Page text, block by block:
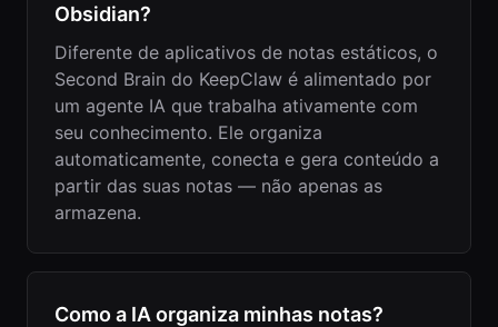
Obsidian?
Diferente de aplicativos de notas estáticos, o
Second Brain do KeepClaw é alimentado por
um agente IA que trabalha ativamente com
seu conhecimento. Ele organiza
automaticamente, conecta e gera conteúdo a
partir das suas notas — não apenas as
armazena.
Como a IA organiza minhas notas?